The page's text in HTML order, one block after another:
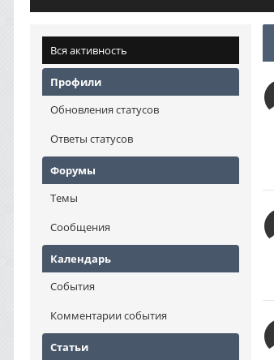
Вся активность
Профили
Обновления статусов
Ответы статусов
Форумы
Темы
Сообщения
Календарь
События
Комментарии события
Статьи